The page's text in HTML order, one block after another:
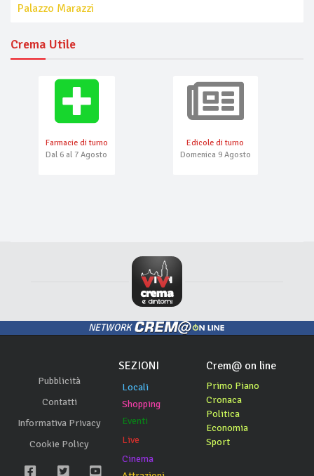
Palazzo Marazzi
Crema Utile
Farmacie di turno
Dal 6 al 7 Agosto
Edicole di turno
Domenica 9 Agosto
NETWORK
Pubblicità
Contatti
Informativa Privacy
Cookie Policy
SEZIONI
Locali
Shopping
Eventi
Live
Cinema
Crem@ on line
Primo Piano
Cronaca
Politica
Economia
Sport